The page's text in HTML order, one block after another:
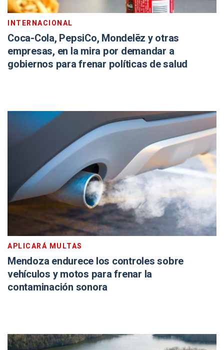
INTERNACIONAL
Coca-Cola, PepsiCo, Mondelēz y otras
empresas, en la mira por demandar a
gobiernos para frenar políticas de salud
APLICARÁ MULTAS
Mendoza endurece los controles sobre
vehículos y motos para frenar la
contaminación sonora